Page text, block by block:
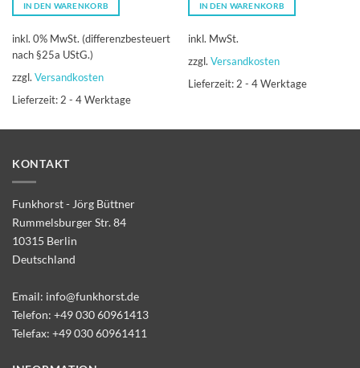
IN DEN WARENKORB
inkl. 0% MwSt. (differenzbesteuert
nach §25a UStG.)
zzgl. Versandkosten
Lieferzeit: 2 - 4 Werktage
IN DEN WARENKORB
inkl. MwSt.
zzgl. Versandkosten
Lieferzeit: 2 - 4 Werktage
KONTAKT
Funkhorst - Jörg Büttner
Rummelsburger Str. 84
10315 Berlin
Deutschland
Email: info@funkhorst.de
Telefon: +49 030 60961413
Telefax: +49 030 60961411